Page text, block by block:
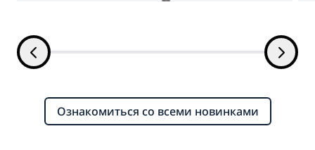
Ознакомиться со всеми новинками